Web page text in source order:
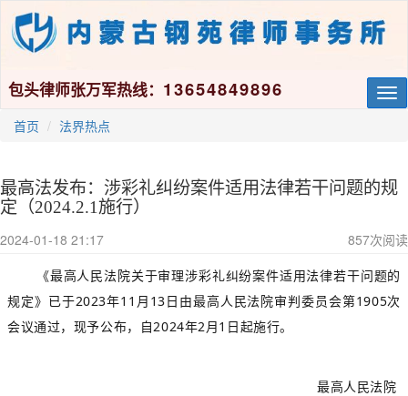
包头律师张万军热线： 13654849896
首页 法界热点
最高法发布：涉彩礼纠纷案件适用法律若干问题的规
定（2024.2.1施行）
2024-01-18 21:17 857次阅读
《最高人民法院关于审理涉彩礼纠纷案件适用法律若干问题的
规定》已于2023年11月13日由最高人民法院审判委员会第1905次
会议通过，现予公布，自2024年2月1日起施行。
最高人民法院